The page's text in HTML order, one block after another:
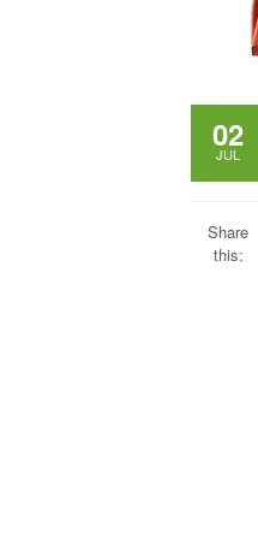
02
JUL
Share
this: